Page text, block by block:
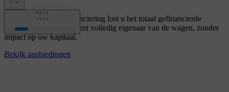
Met deze klassieke financiering lost u het totaal gefinancierde
bedrag volledig af. U bent volledig eigenaar van de wagen, zonder
impact op uw kapitaal.
Bekijk aanbiedingen